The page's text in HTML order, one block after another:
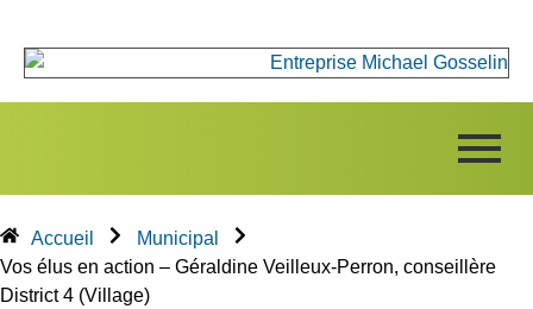
Accueil
Municipal
Vos élus en action – Géraldine Veilleux-Perron, conseillère
District 4 (Village)